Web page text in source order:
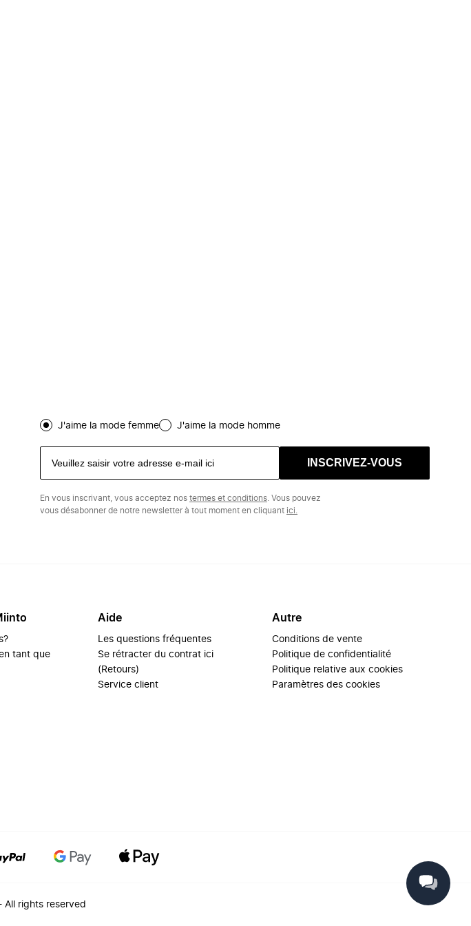
J'aime la mode femme J'aime la mode homme
INSCRIVEZ-VOUS
En vous inscrivant, vous acceptez nos termes et conditions . Vous pouvez
vous désabonner de notre newsletter à tout moment en cliquant ici.
tant que
Aide
Les questions fréquentes
Se rétracter du contrat ici
(Retours)
Service client
Autre
Conditions de vente
Politique de confidentialité
Politique relative aux cookies
Paramètres des cookies
rights reserved